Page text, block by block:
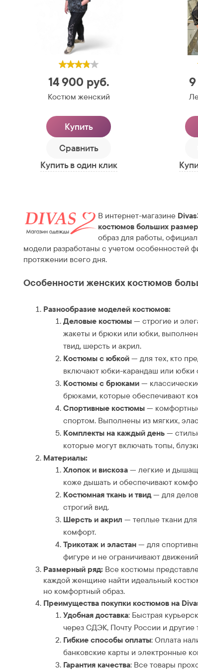
14 900 руб.
Костюм женский
Купить
Сравнить
Купить в один клик
В интернет-магазине
костюмов больших
образ для работы,
модели разработаны с учетом особенностей
протяжении всего дня.
Особенности женских костюмов
Разнообразие моделей костюмов:
Деловые костюмы— строгие и
жакеты и брюки или юбки,
твид, шерсть и акрил.
Костюмы с юбкой— для тех, кто
включают юбки-карандаш или юбки
Костюмы с брюками—
брюками, которые обеспечивают
Спортивные костюмы—
спортом. Выполнены из мягких,
Комплекты на каждый день—
которые могут включать топы,
Материалы:
Хлопок и вискоза— легкие и
коже дышать и обеспечивают
Костюмная ткань и твид— для
строгий вид.
Шерсть и акрил — теплые ткани
комфорт.
Трикотаж и эластан— для
фигуре и не ограничивают
Размерный ряд: Все костюмы
каждой женщине найти идеальный
но комфортный образ.
Преимущества покупки костюмов на
Удобная доставка: Быстрая
через СДЭК, Почту России и
Гибкие способы оплаты: Оплата
банковские карты и электронные
Гарантия качества: Все товары